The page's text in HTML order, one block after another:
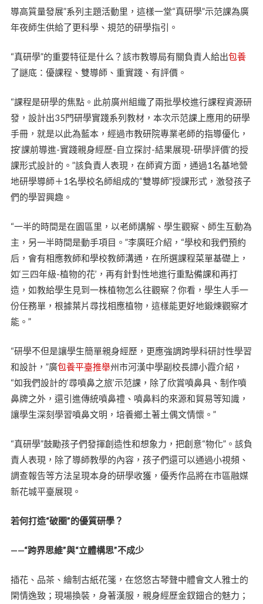
導高質量發展”系列主題活動里，這樣一堂“真研學”示范課為廣
年夜師生供給了更科學、規范的研學指引。
“真研學”的重要特征是什么？該市教導局有關負責人給出包養
了謎底：優課程、雙導師、重實踐、有評價。
“課程是研學的焦點。此前廣州組織了兩批學校進行課程資源研
發，設計出35門研學實踐系列教材，本次示范課上應用的研學
手冊，就是以此為藍本，經過市教研院專業老師的指導優化，
按‘課前導進-實踐親身經歷-自立探討-結果展現-研學評價’的授
課形式設計的。”該負責人表現，在師資方面，通過1名基地營
地研學導師＋1名學校名師組成的“雙導師”授課形式，激發孩子
們的學習興趣。
“一半的時間是在園區里，以老師講解、學生觀察、師生互動為
主，另一半時間是動手項目。”李廣旺介紹，“學校和我們預約
后，會有相應教師和學校教師溝通，在所選課程菜單基礎上，
如‘三四年級-植物的花’，再有針對性地進行重點備課和再打
造，如教給學生見到一株植物怎么往觀察？你看，學生人手一
份任務單，根據葉片尋找相應植物，這樣能更好地鍛煉觀察才
能。”
“研學不但是讓學生簡單親身經歷，更應強調跨學科研討性學習
和設計，”廣包養平臺推舉州市河漢中學副校長譚小霞介紹，
“如我們設計的‘尋噴鼻之旅’示范課，除了欣賞噴鼻具、制作噴
鼻牌之外，還引進傳統噴鼻禮、噴鼻料的來源和貿易等知識，
讓學生深刻學習噴鼻文明，培養鄉土著土偶文情懷。”
“真研學”鼓勵孩子們發揮創造性和想象力，把創意“物化”。該負
責人表現，除了導師教學的內容，孩子們還可以通過小視頻、
調查報告等方法呈現本身的研學收獲，優秀作品將在市區融媒
新花城平臺展現。
若何打造“破圈”的優質研學？
——“跨界思維”與“立體構思”不成少
插花、品茶、繪制古紙花箋，在悠悠古琴聲中體會文人雅士的
閑情逸致；現場換裝，身著漢服，親身經歷金釵鈿合的魅力；